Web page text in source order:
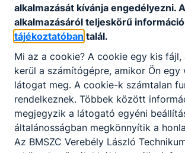
A tanév rendje
Aktuális információk, befizetések,
alkalmazását kívánja engedélyezni.
alkalmazásáról teljeskörű
tájékoztatóban talál.
Mi az a cookie? A cookie egy kis fájl,
kerül a számítógépre, amikor Ön egy
látogat meg. A cookie-k számtalan
rendelkeznek. Többek között
megjegyzik a látogató egyéni
általánosságban megkönnyítik a
Az BMSZC Verebély László